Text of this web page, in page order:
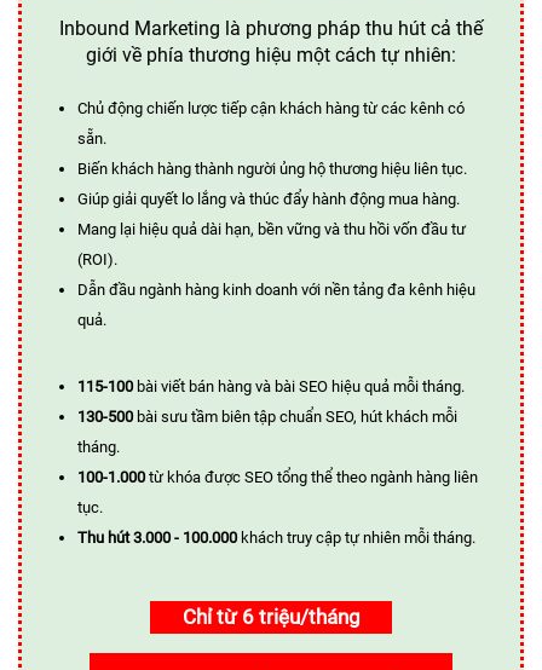
Inbound Marketing là phương pháp thu hút cả thế
giới về phía thương hiệu một cách tự nhiên:
Chủ động chiến lược tiếp cận khách hàng từ các kênh có
sẵn.
Biến khách hàng thành người ủng hộ thương hiệu liên tục.
Giúp giải quyết lo lắng và thúc đẩy hành động mua hàng.
Mang lại hiệu quả dài hạn, bền vững và thu hồi vốn đầu tư
(ROI).
Dẫn đầu ngành hàng kinh doanh với nền tảng đa kênh hiệu
quả.
115-100 bài viết bán hàng và bài SEO hiệu quả mỗi tháng.
130-500 bài sưu tầm biên tập chuẩn SEO, hút khách mỗi
tháng.
100-1.000 từ khóa được SEO tổng thể theo ngành hàng liên
tục.
Thu hút 3.000 - 100.000 khách truy cập tự nhiên mỗi tháng.
Chỉ từ 6 triệu/tháng